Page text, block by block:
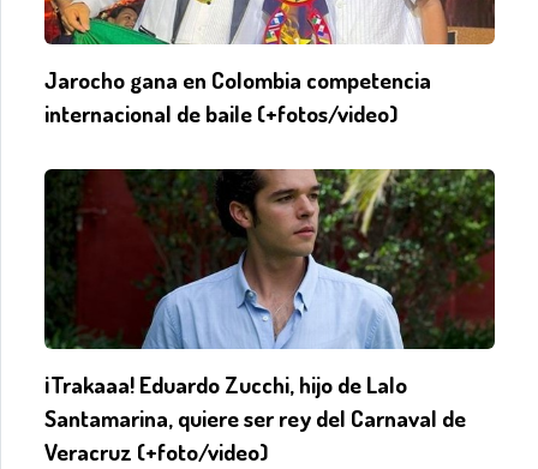
Jarocho gana en Colombia competencia
internacional de baile (+fotos/video)
¡Trakaaa! Eduardo Zucchi, hijo de Lalo
Santamarina, quiere ser rey del Carnaval de
Veracruz (+foto/video)